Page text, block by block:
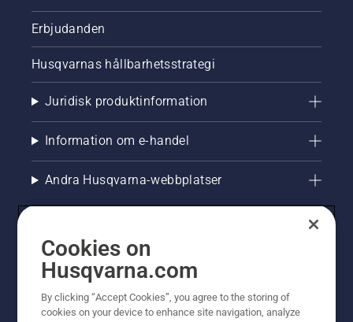
Erbjudanden
Husqvarnas hållbarhetsstrategi
Juridisk produktinformation
Information om e-handel
Andra Husqvarna-webbplatser
Cookies on
Husqvarna.com
By clicking “Accept Cookies”, you agree to the storing of
cookies on your device to enhance site navigation, analyze